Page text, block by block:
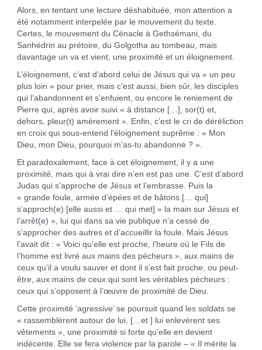
Alors, en tentant une lecture déshabituée, mon attention a
été notamment interpelée par le mouvement du texte.
Certes, le mouvement du Cénacle à Gethsémani, du
Sanhédrin au prétoire, du Golgotha au tombeau, mais
davantage un va et vient, une proximité et un éloignement.
L’éloignement, c’est d’abord celui de Jésus qui va « un peu
plus loin » pour prier, mais c’est aussi, bien sûr, les disciples
qui l’abandonnent et s’enfuient, ou encore le reniement de
Pierre qui, après avoir suivi « à distance […], sor(t) et,
dehors, pleur(t) amèrement ». Enfin, c’est le cri de déréliction
en croix qui sous-entend l’éloignement suprême : « Mon
Dieu, mon Dieu, pourquoi m’as-tu abandonné ? ».
Et paradoxalement, face à cet éloignement, il y a une
proximité, mais qui à vrai dire n’en est pas une. C’est d’abord
Judas qui s’approche de Jésus et l’embrasse. Puis la
« grande foule, armée d’épées et de bâtons [… qui]
s’approch(e) [elle aussi et … qui met] « la main sur Jésus et
l’arrêt(e) », lui qui dans sa vie publique n’a cessé de
s’approcher des autres et d’accueillir la foule. Mais Jésus
l’avait dit : « Voici qu’elle est proche, l’heure où le Fils de
l’homme est livré aux mains des pécheurs », aux mains de
ceux qu’il a voulu sauver et dont il s’est fait proche, ou peut-
être, aux mains de ceux qui sont les véritables pécheurs :
ceux qui s’opposent à l’œuvre de proximité de Dieu.
Cette proximité ‘agressive’ se poursuit quand les soldats se
« rassemblèrent autour de lui, […et ] lui enlevèrent ses
vêtements », une proximité si forte qu’elle en devient
indécente. Elle se fera violence par la parole – « Il mérite la